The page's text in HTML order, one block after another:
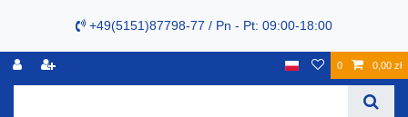
+49(5151)87798-77 / Pn - Pt: 09:00-18:00
0 0,00 zł